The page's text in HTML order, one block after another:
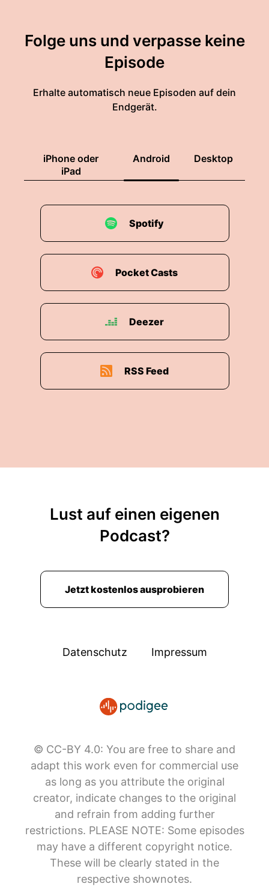
Folge uns und verpasse keine
Episode
Erhalte automatisch neue Episoden auf dein
Endgerät.
iPhone oder
iPad
Android Desktop
Spotify
Pocket Casts
Deezer
RSS Feed
Lust auf einen eigenen
Podcast?
Jetzt kostenlos ausprobieren
Datenschutz Impressum
© CC-BY 4.0: You are free to share and
adapt this work even for commercial use
as long as you attribute the original
creator, indicate changes to the original
and refrain from adding further
restrictions. PLEASE NOTE: Some episodes
may have a different copyright notice.
These will be clearly stated in the
respective shownotes.